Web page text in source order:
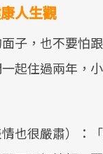
人生觀
子，也不要怕
起住過兩年，
也很嚴肅）：